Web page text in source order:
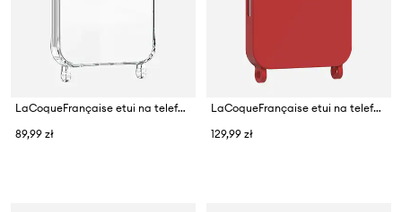
LaCoqueFrançaise etui na telefon IPHONE 17 PRO
89,99 zł
LaCoqueFrançaise etui na telefon IP17 pm
129,99 zł